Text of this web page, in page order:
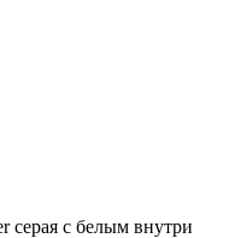
серая с белым внутри